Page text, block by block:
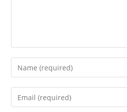
Enter
your
name
Enter
your